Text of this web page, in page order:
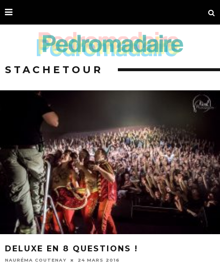
STACHETOUR
DELUXE EN 8 QUESTIONS !
NAURÉMA COUTENAY 24 MARS 2016